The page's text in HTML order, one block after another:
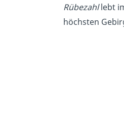
Rübezahllebt
höchsten